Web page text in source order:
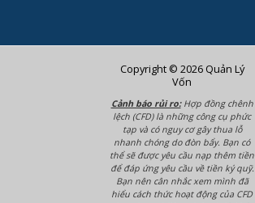
Copyright © 2026 Quản Lý
Vốn
Cảnh báo rủi ro:Hợp đồng chênh
lệch (CFD) là những công cụ phức
tạp và có nguy cơ gây thua lỗ
nhanh chóng do đòn bẩy. Bạn có
thể sẽ được yêu cầu nạp thêm tiền
để đáp ứng yêu cầu về tiền ký quỹ.
Bạn nên cân nhắc xem mình đã
hiểu cách thức hoạt động của CFD